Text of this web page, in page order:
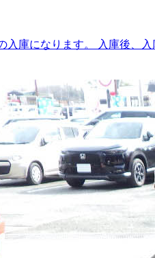
入庫になります。 入庫後、